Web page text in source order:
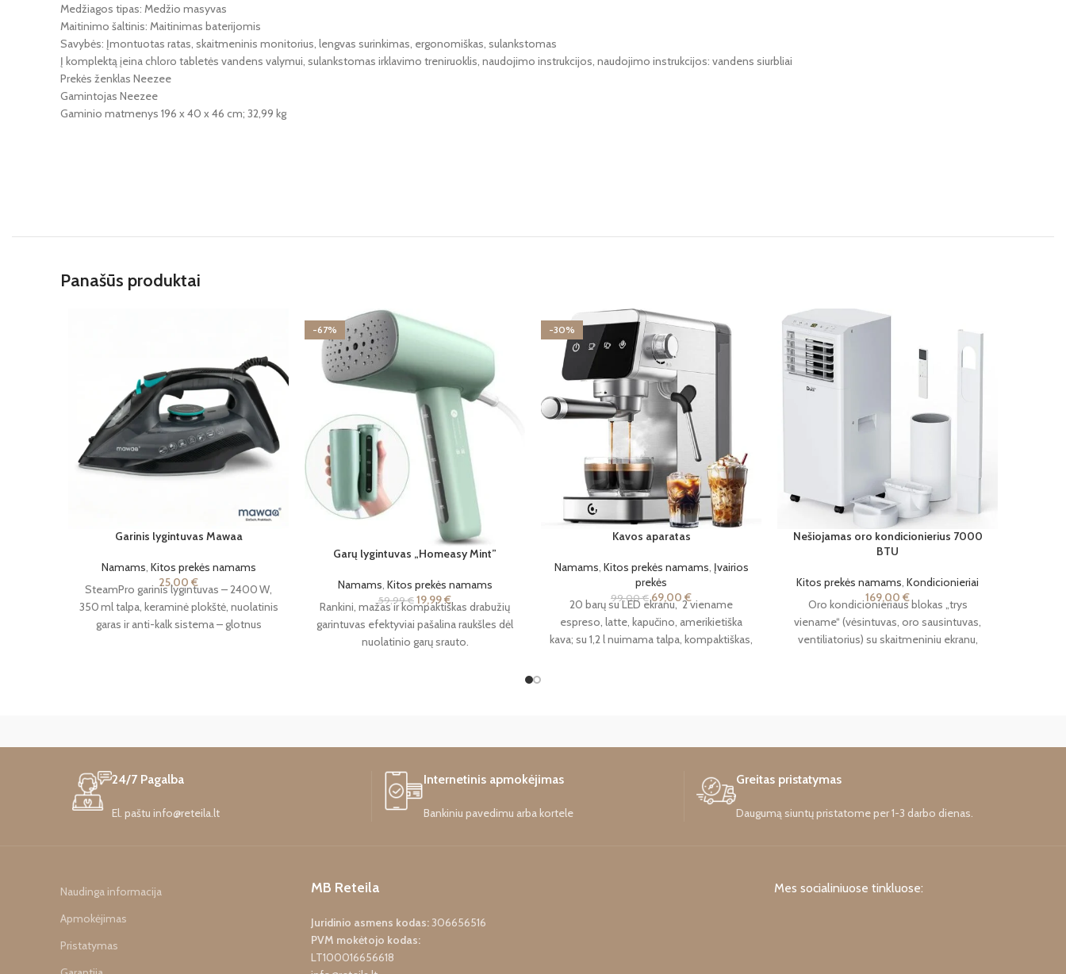
Medžiagos tipas: ‎Medžio masyvas
Maitinimo šaltinis: ‎Maitinimas baterijomis
Savybės: ‎Įmontuotas ratas, skaitmeninis monitorius, lengvas surinkimas, ergonomiškas, sulankstomas
Į komplektą įeina ‎chloro tabletės vandens valymui, sulankstomas irklavimo treniruoklis, naudojimo instrukcijos, naudojimo instrukcijos: vandens siurbliai
Prekės ženklas ‎Neezee
Gamintojas ‎Neezee
Gaminio matmenys ‎196 x 40 x 46 cm; 32,99 kg
Panašūs produktai
Garinis lygintuvas Mawaa
Namams, Kitos prekės namams
25,00 €
SteamPro garinis lygintuvas – 2400 W,
350 ml talpa, keraminė plokštė, nuolatinis
garas ir anti-kalk sistema – glotnus
-67%
Garų lygintuvas „Homeasy Mint”
Namams, Kitos prekės namams
59,99€ 19,99€
Rankini, mažas ir kompaktiškas drabužių
garintuvas efektyviai pašalina raukšles dėl
nuolatinio garų srauto.
-30%
Kavos aparatas
Namams, Kitos prekės namams, Įvairios
prekės
99,00€ 69,00€
20 barų su LED ekranu, 2 viename
espreso, latte, kapučino, amerikietiška
kava; su 1,2 l nuimama talpa, kompaktiškas,
Nešiojamas oro kondicionierius 7000
BTU
Kitos prekės namams, Kondicionieriai
169,00 €
Oro kondicionieriaus blokas „trys
viename“ (vėsintuvas, oro sausintuvas,
ventiliatorius) su skaitmeniniu ekranu,
24/7 Pagalba
El. paštu info@reteila.lt
Internetinis apmokėjimas
Bankiniu pavedimu arba kortele
Greitas pristatymas
Daugumą siuntų pristatome per 1-3 darbo dienas.
Naudinga informacija
Apmokėjimas
Pristatymas
MB Reteila
Juridinio asmens kodas:306656516
PVM mokėtojo kodas:
LT100016656618
Mes socialiniuose tinkluose: